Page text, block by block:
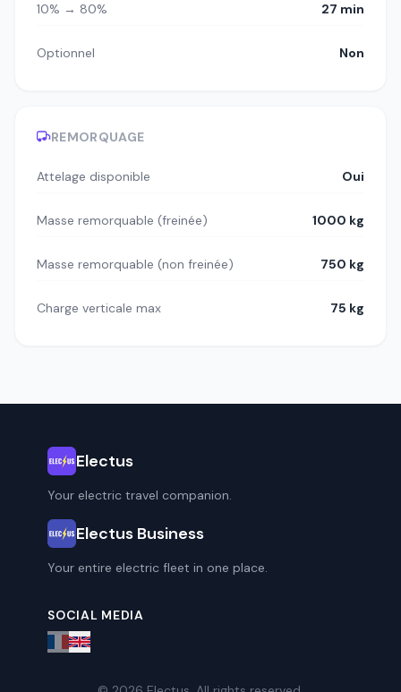
10% → 80% 27 min
Optionnel Non
REMORQUAGE
Attelage disponible Oui
Masse remorquable (freinée) 1000 kg
Masse remorquable (non freinée) 750 kg
Charge verticale max 75 kg
Electus
Your electric travel companion.
Electus Business
Your entire electric fleet in one place.
SOCIAL MEDIA